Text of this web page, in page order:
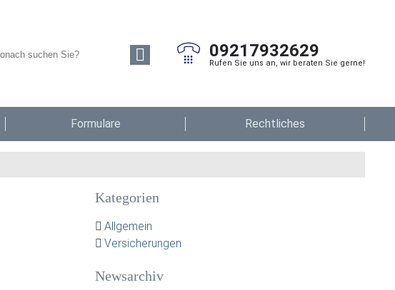
09217932629
Rufen Sie uns an, wir beraten Sie gerne!
Formulare Rechtliches
Kategorien
Allgemein
Versicherungen
Newsarchiv